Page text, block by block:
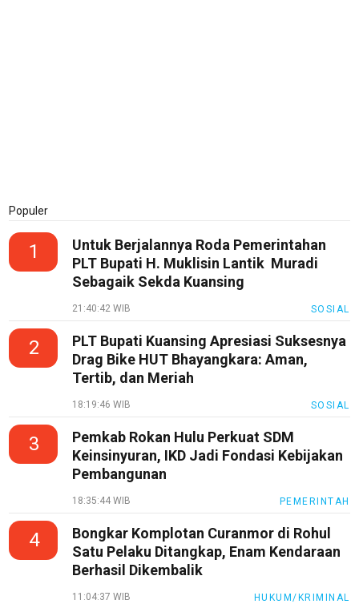
Populer
1
Untuk Berjalannya Roda Pemerintahan
PLT Bupati H. Muklisin Lantik Muradi
Sebagaik Sekda Kuansing
21:40:42 WIB SOSIAL
2
PLT Bupati Kuansing Apresiasi Suksesnya
Drag Bike HUT Bhayangkara: Aman,
Tertib, dan Meriah
18:19:46 WIB SOSIAL
3
Pemkab Rokan Hulu Perkuat SDM
Keinsinyuran, IKD Jadi Fondasi Kebijakan
Pembangunan
18:35:44 WIB PEMERINTAH
4
Bongkar Komplotan Curanmor di Rohul
Satu Pelaku Ditangkap, Enam Kendaraan
Berhasil Dikembalik
11:04:37 WIB HUKUM/KRIMINAL